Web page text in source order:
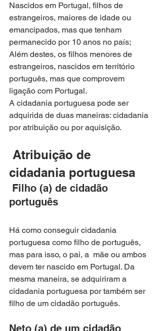
Nascidos em Portugal, filhos de
estrangeiros, maiores de idade ou
emancipados, mas que tenham
permanecido por 10 anos no país;
Além destes, os filhos menores de
estrangeiros, nascidos em território
português, mas que comprovem
ligação com Portugal.
A cidadania portuguesa pode ser
adquirida de duas maneiras: cidadania
por atribuição ou por aquisição.
cidadania portuguesa
português
Há como conseguir cidadania
portuguesa como filho de português,
mas para isso, o pai, a  mãe ou ambos
devem ter nascido em Portugal. Da
mesma maneira, se adquiriram a
cidadania portuguesa por também ser
filho de um cidadão português.